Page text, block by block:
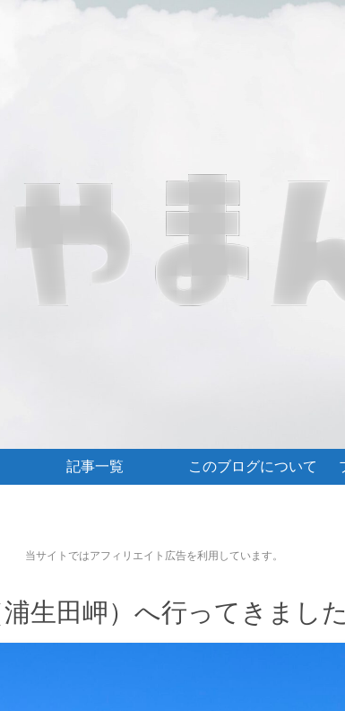
記事一覧 このブログについて
当サイトではアフィリエイト広告を利用しています。
生田岬）へ行ってきました